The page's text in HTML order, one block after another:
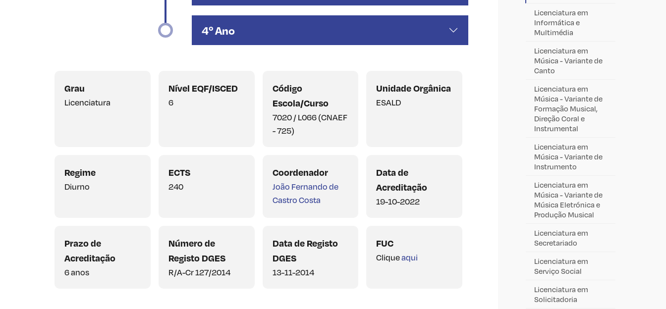
4º Ano
Grau
Licenciatura
Nível EQF/ISCED
6
Código
Escola/Curso
7020 / L066 (CNAEF
- 725)
Unidade Orgânica
ESALD
Regime
Diurno
ECTS
240
Coordenador
João Fernando de
Castro Costa
Data de
Acreditação
19-10-2022
Prazo de
Acreditação
6 anos
Número de
Registo DGES
R/A-Cr 127/2014
Data de Registo
DGES
13-11-2014
FUC
Cliqueaqui
Licenciatura em
Informática e
Multimédia
Licenciatura em
Música - Variante de
Canto
Licenciatura em
Música - Variante de
Formação Musical,
Direção Coral e
Instrumental
Licenciatura em
Música - Variante de
Instrumento
Licenciatura em
Música - Variante de
Música Eletrónica e
Produção Musical
Licenciatura em
Secretariado
Licenciatura em
Serviço Social
Licenciatura em
Solicitadoria